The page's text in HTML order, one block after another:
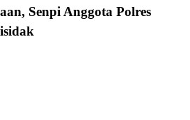
Senpi Anggota Polres